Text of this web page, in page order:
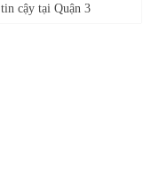
cậy tại Quận 3
A (A2 cũ), A1 uy tín tại